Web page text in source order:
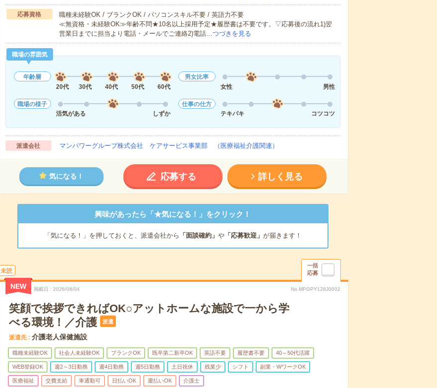
応募資格
職種未経験OK / ブランクOK / パソコンスキル不要 / 英語力不要
≪無資格・未経験OK≫年齢不問★10名以上採用予定★履歴書は不要です。▽応募後の流れ1)翌
営業日までに担当より電話・メールでご連絡2)電話…つづきを見る
職場の雰囲気
年齢層
20代
30代 40代 50代 60代
男女比率
女性
男性
職場の様子
活気がある
しずか
仕事の仕方
テキパキ
コツコツ
派遣会社 マンパワーグループ株式会社 ケアサービス事業部 （医療福祉介護関連）
気になる！ 応募する 詳しく見る
興味があったら「★気になる！」をクリック！
「気になる！」を押しておくと、派遣会社から 「面談確約」 や「応募歓迎」 が届きます！
未読
一括
応募
NEW 掲載日 2026/08/04 No.MPGPY128J0002
笑顔で挨拶できればOK○アットホームな施設で一から学
べる環境！／介護
派遣
派遣先 介護老人保健施設
職種未経験OK 社会人未経験OK ブランクOK 既卒第二新卒OK 英語不要 履歴書不要 40～50代活躍
WEB登録OK 週2～3日勤務 週4日勤務 週5日勤務 土日祝休 残業少 シフト 副業・WワークOK
医療福祉 交費支給 車通勤可 日払いOK 週払いOK 介護士